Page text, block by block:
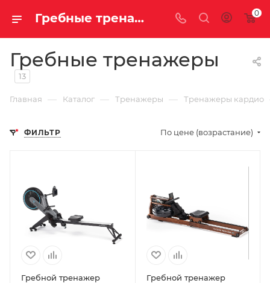
Гребные тренажеры купить недорого с доставкой 0
Гребные тренажеры
13
Главная — Каталог — Тренажеры — Тренажеры кардио
ФИЛЬТР По цене (возрастание)
Гребной тренажер
Гребной тренажер